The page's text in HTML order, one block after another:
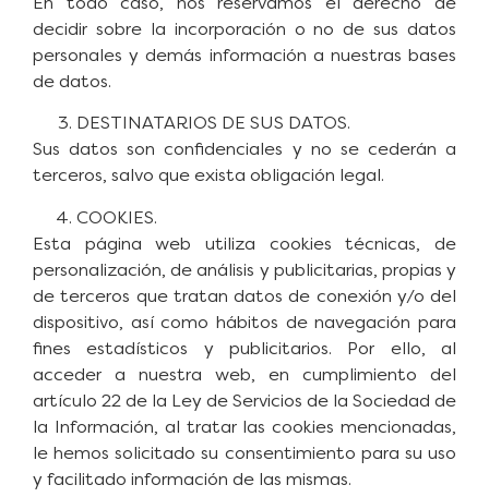
decidir sobre la incorporación o no de sus datos
personales y demás información a nuestras bases
de datos.
DESTINATARIOS DE SUS DATOS.
Sus datos son confidenciales y no se cederán a
terceros, salvo que exista obligación legal.
COOKIES.
Esta página web utiliza cookies técnicas, de
personalización, de análisis y publicitarias, propias y
de terceros que tratan datos de conexión y/o del
dispositivo, así como hábitos de navegación para
fines estadísticos y publicitarios. Por ello, al
acceder a nuestra web, en cumplimiento del
artículo 22 de la Ley de Servicios de la Sociedad de
la Información, al tratar las cookies mencionadas,
le hemos solicitado su consentimiento para su uso
y facilitado información de las mismas.